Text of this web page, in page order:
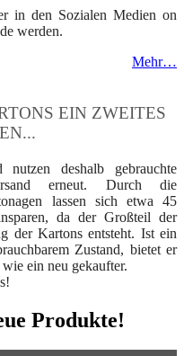
in den Sozialen Medien on
werden.
Mehr…
EIN ZWEITES
deshalb gebrauchte
erneut. Durch die
lassen sich etwa 45
da der Großteil der
der Kartons entsteht. Ist ein
Zustand, bietet er
ein neu gekaufter.
Produkte!